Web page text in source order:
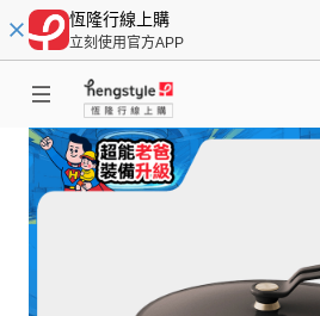
恆隆行線上購
立刻使用官方APP